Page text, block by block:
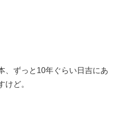
、ずっと10年ぐらい日吉にあ
けど。